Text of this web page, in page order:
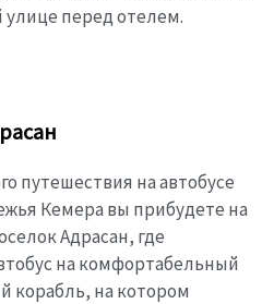
перед отелем.
путешествия на автобусе
Кемера вы прибудете на
Адрасан, где
на комфортабельный
корабль, на котором